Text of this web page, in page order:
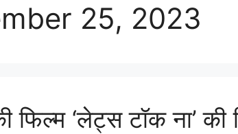
25, 2023
फिल्म ‘लेट्स टॉक ना’ की